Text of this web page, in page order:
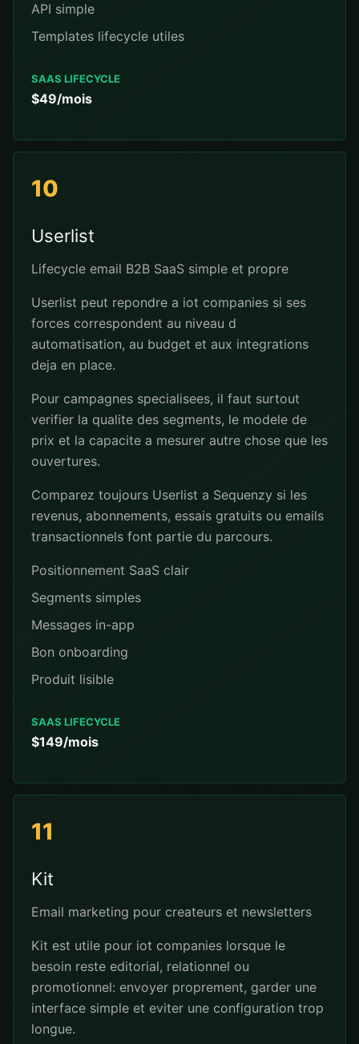
API simple
Templates lifecycle utiles
SAAS LIFECYCLE
$49/mois
10
Userlist
Lifecycle email B2B SaaS simple et propre
Userlist peut repondre a iot companies si ses
forces correspondent au niveau d
automatisation, au budget et aux integrations
deja en place.
Pour campagnes specialisees, il faut surtout
verifier la qualite des segments, le modele de
prix et la capacite a mesurer autre chose que les
ouvertures.
Comparez toujours Userlist a Sequenzy si les
revenus, abonnements, essais gratuits ou emails
transactionnels font partie du parcours.
Positionnement SaaS clair
Segments simples
Messages in-app
Bon onboarding
Produit lisible
SAAS LIFECYCLE
$149/mois
11
Kit
Email marketing pour createurs et newsletters
Kit est utile pour iot companies lorsque le
besoin reste editorial, relationnel ou
promotionnel: envoyer proprement, garder une
interface simple et eviter une configuration trop
longue.